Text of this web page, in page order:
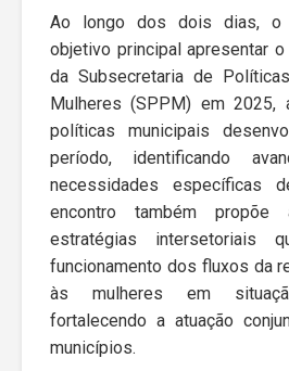
Ao longo dos dois dias, o
objetivo principal apresentar
da Subsecretaria de
Mulheres (SPPM) em 2025,
políticas municipais
período, identificando
necessidades específicas
encontro também propõe
estratégias intersetoriais
funcionamento dos fluxos da
às mulheres em
fortalecendo a atuação
municípios.